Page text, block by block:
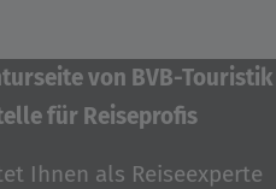
von BVB-Touristik
für Reiseprofis
Ihnen als Reiseexperte